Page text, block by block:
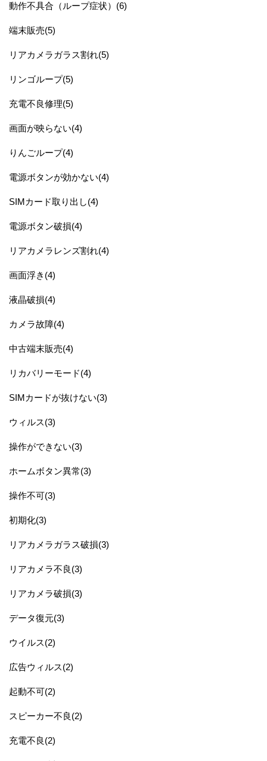
動作不具合（ループ症状）(6)
端末販売(5)
リアカメラガラス割れ(5)
リンゴループ(5)
充電不良修理(5)
画面が映らない(4)
りんごループ(4)
電源ボタンが効かない(4)
SIMカード取り出し(4)
電源ボタン破損(4)
リアカメラレンズ割れ(4)
画面浮き(4)
液晶破損(4)
カメラ故障(4)
中古端末販売(4)
リカバリーモード(4)
SIMカードが抜けない(3)
ウィルス(3)
操作ができない(3)
ホームボタン異常(3)
操作不可(3)
初期化(3)
リアカメラガラス破損(3)
リアカメラ不良(3)
リアカメラ破損(3)
データ復元(3)
ウイルス(2)
広告ウィルス(2)
起動不可(2)
スピーカー不良(2)
充電不良(2)